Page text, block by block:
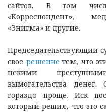
сайтов. В том
«Корреспондент»,
«Энигма» и другие.
Председательствующий
свое решение тем, что
некими
вымогательства
гораздо проще. Иск
который решил, что это